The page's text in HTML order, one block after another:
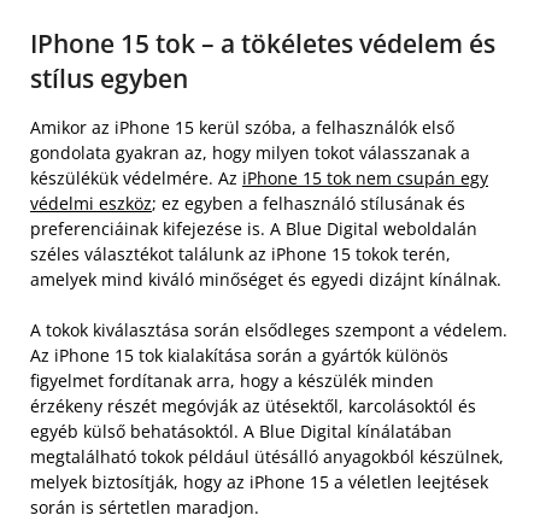
IPhone 15 tok – a tökéletes védelem és
stílus egyben
Amikor az iPhone 15 kerül szóba, a felhasználók első
gondolata gyakran az, hogy milyen tokot válasszanak a
készülékük védelmére. Az iPhone 15 tok nem csupán egy
védelmi eszköz; ez egyben a felhasználó stílusának és
preferenciáinak kifejezése is. A Blue Digital weboldalán
széles választékot találunk az iPhone 15 tokok terén,
amelyek mind kiváló minőséget és egyedi dizájnt kínálnak.
A tokok kiválasztása során elsődleges szempont a védelem.
Az iPhone 15 tok kialakítása során a gyártók különös
figyelmet fordítanak arra, hogy a készülék minden
érzékeny részét megóvják az ütésektől, karcolásoktól és
egyéb külső behatásoktól. A Blue Digital kínálatában
megtalálható tokok például ütésálló anyagokból készülnek,
melyek biztosítják, hogy az iPhone 15 a véletlen leejtések
során is sértetlen maradjon.